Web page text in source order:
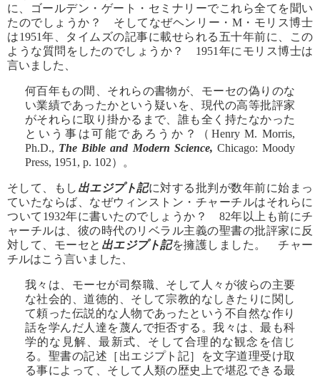
に、ゴールデン・ゲート・セミナリーでこれら全てを聞い
たのでしょうか？ そしてなぜヘンリー・M・モリス博士
は1951年、タイムズの記事に載せられる五十年前に、この
ような質問をしたのでしょうか？ 1951年にモリス博士は
言いました、
何百年もの間、それらの書物が、モーセの偽りのな
い業績であったかという疑いを、現代の高等批評家
がそれらに取り掛かるまで、誰も全く持たなかった
という事は可能であろうか？（Henry M. Morris,
Ph.D., The Bible and Modern Science, Chicago: Moody
Press, 1951, p. 102）。
そして、もし 出エジプト記に対する批判が数年前に始まっ
ていたならば、なぜウィンストン・チャーチルはそれらに
ついて1932年に書いたのでしょうか？ 82年以上も前にチ
ャーチルは、彼の時代のリベラル主義の聖書の批評家に反
対して、モーセと 出エジプト記を擁護しました。 チャー
チルはこう言いました、
我々は、モーセが司祭職、そして人々が彼らの主要
な社会的、道徳的、そして宗教的なしきたりに関し
て頼った伝説的な人物であったという不自然な作り
話を学んだ人達を蔑んで拒否する。我々は、最も科
学的な見解、最新式、そして合理的な観念を信じ
る。聖書の記述［出エジプト記］を文字道理受け取
る事によって、そして人類の歴史上で堪忍できる最